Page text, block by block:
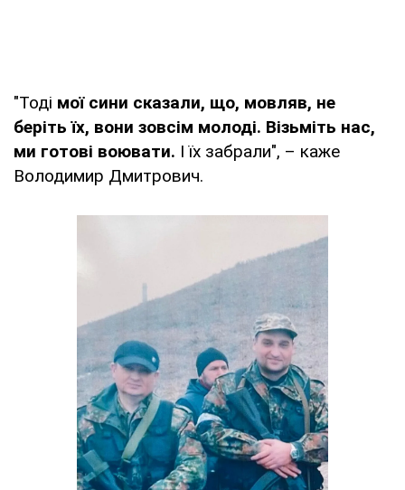
"Тоді мої сини сказали, що, мовляв, не
беріть їх, вони зовсім молоді. Візьміть нас,
ми готові воювати. І їх забрали", – каже
Володимир Дмитрович.